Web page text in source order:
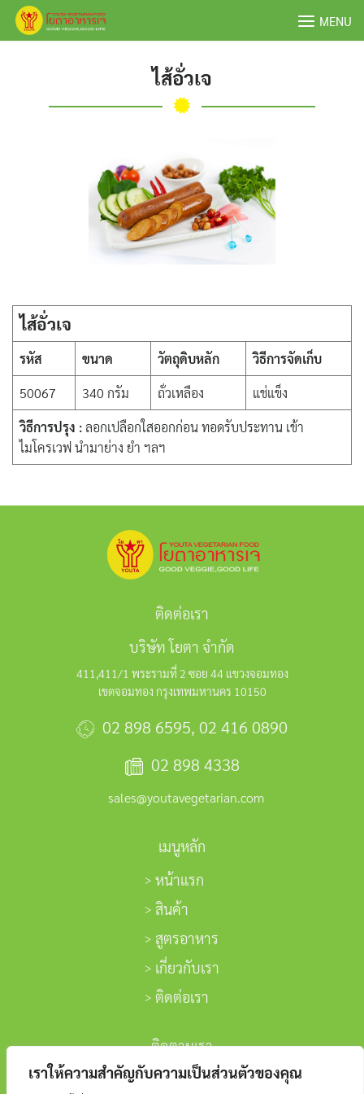
เราให้ความสำคัญกับความเป็นส่วนตัวของคุณ
Skip
MENU
ไส้อั่วเจ
ไส้อั่วเจ
รหัส ขนาด วัตถุดิบหลัก
วิธีการจัดเก็บ
50067
340 กรัม ถั่วเหลือง
แช่แข็ง
วิธีการปรุง :ลอกเปลือกใสออกก่อน ทอดรับประทาน เข้า
ไมโครเวฟ นำมาย่าง ยำ ฯลฯ
ติดต่อเรา
บริษัท โยตา จำกัด
411,411/1 พระรามที่ 2 ซอย 44 แขวงจอมทอง
เขตจอมทอง กรุงเทพมหานคร 10150
02 898 6595, 02 416 0890
02 898 4338
sales@youtavegetarian.com
เมนูหลัก
หน้าแรก
สินค้า
สูตรอาหาร
เกี่ยวกับเรา
ติดต่อเรา
ติดตามเรา